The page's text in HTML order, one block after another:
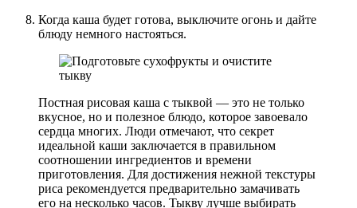
Когда каша будет готова, выключите огонь и дайте
блюду немного настояться.
Постная рисовая каша с тыквой — это не только
вкусное, но и полезное блюдо, которое завоевало
сердца многих. Люди отмечают, что секрет
идеальной каши заключается в правильном
соотношении ингредиентов и времени
приготовления. Для достижения нежной текстуры
риса рекомендуется предварительно замачивать
его на несколько часов. Тыкву лучше выбирать